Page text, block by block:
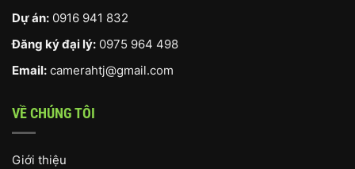
Dự án: 0916 941 832
Đăng ký đại lý: 0975 964 498
Email: camerahtj@gmail.com
VỀ CHÚNG TÔI
Giới thiệu